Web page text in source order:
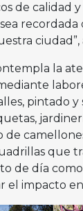
de calidad
ciudad”,
la
pintado y
que
de día
el impacto